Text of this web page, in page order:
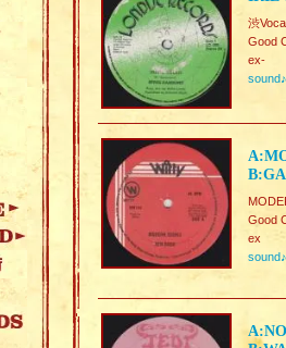
渋
Good
ex-
sound♪
Good
ex
sound♪